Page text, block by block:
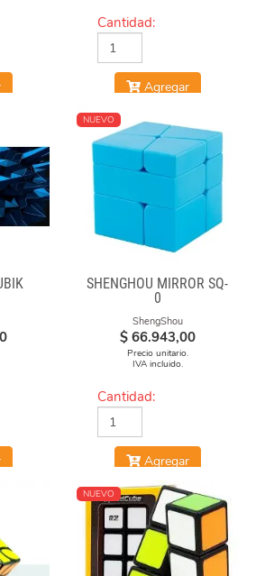
Cantidad:
Agregar
NUEVO
SHENGHOU MIRROR SQ-
0
ShengShou
$ 66.943,00
Precio unitario.
IVA incluido.
Cantidad:
Agregar
NUEVO